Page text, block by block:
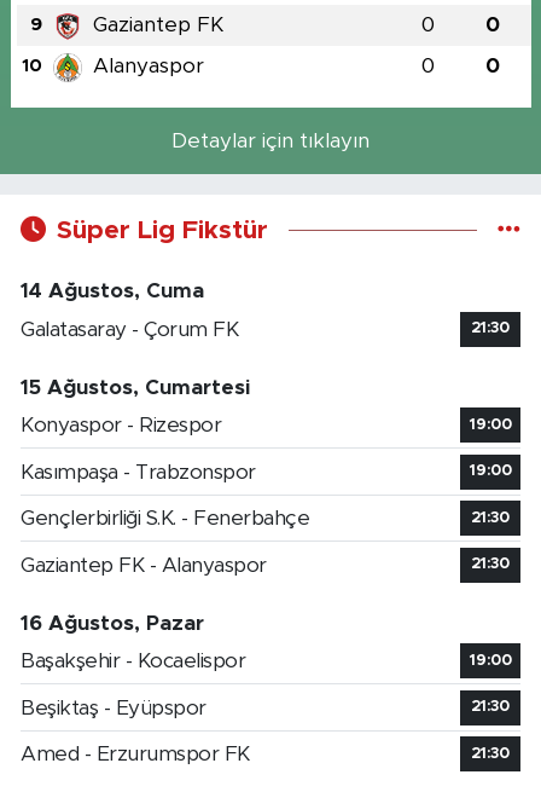
9 Gaziantep FK 0 0
10 Alanyaspor 0 0
Detaylar için tıklayın
Süper Lig Fikstür
14 Ağustos, Cuma
Galatasaray - Çorum FK
21:30
15 Ağustos, Cumartesi
Konyaspor - Rizespor
19:00
Kasımpaşa - Trabzonspor 19:00
Gençlerbirliği S.K. - Fenerbahçe 21:30
Gaziantep FK - Alanyaspor 21:30
16 Ağustos, Pazar
Başakşehir - Kocaelispor
19:00
Beşiktaş - Eyüpspor 21:30
Amed - Erzurumspor FK 21:30